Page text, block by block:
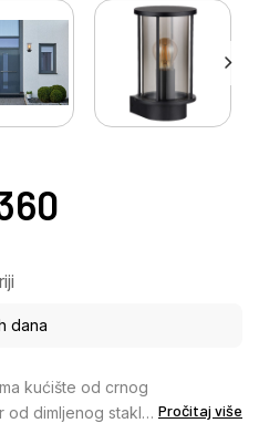
dana
kućište od crnog
od dimljenog stakla. Pročitaj više